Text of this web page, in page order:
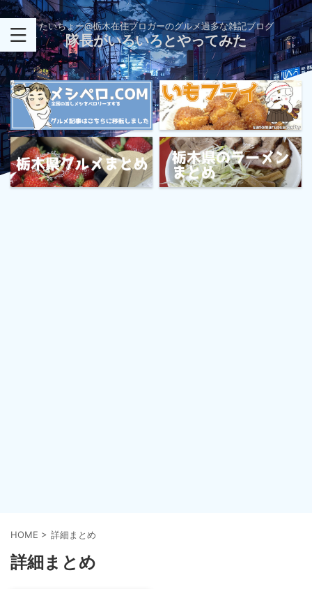
たいちょー@栃木在住ブロガーのグルメ過多な雑記ブログ
隊長がいろいろとやってみた
HOME > 詳細まとめ
詳細まとめ